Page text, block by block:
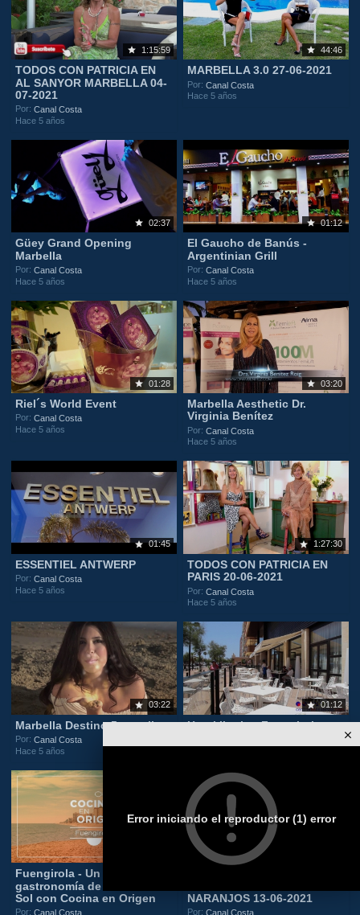
Error iniciando el reproductor (1) error
1:15:59
TODOS CON PATRICIA EN
AL SANYOR MARBELLA 04-
07-2021
Por:Canal Costa
Hace 5 años
44:46
MARBELLA 3.0 27-06-2021
Por:Canal Costa
Hace 5 años
02:37
Güey Grand Opening
Marbella
Por:Canal Costa
Hace 5 años
01:12
El Gaucho de Banús -
Argentinian Grill
Por:Canal Costa
Hace 5 años
01:28
Riel´s World Event
Por:Canal Costa
Hace 5 años
03:20
Marbella Aesthetic Dr.
Virginia Benítez
Por:Canal Costa
Hace 5 años
01:45
ESSENTIEL ANTWERP
Por:Canal Costa
Hace 5 años
1:27:30
TODOS CON PATRICIA EN
PARIS 20-06-2021
Por:Canal Costa
Hace 5 años
03:22
Marbella Destino 5 estrellas
Por:Canal Costa
Hace 5 años
01:12
Hotel Ilunion Fuengirola
Fuengirola - Un viaje por la
gastronomía de la Costa del
Sol con Cocina en Origen
Por:Canal Costa
NARANJOS 13-06-2021
Por:Canal Costa